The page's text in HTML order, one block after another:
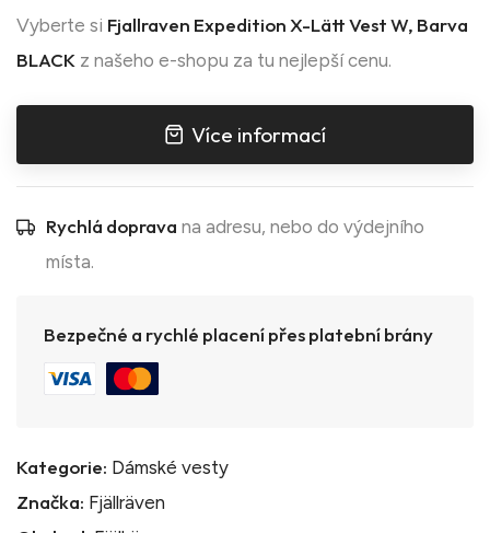
Vyberte si Fjallraven Expedition X-Lätt Vest W, Barva
BLACK z našeho e-shopu za tu nejlepší cenu.
Více informací
Rychlá doprava na adresu, nebo do výdejního
místa.
Bezpečné a rychlé placení přes platební brány
Kategorie: Dámské vesty
Značka: Fjällräven